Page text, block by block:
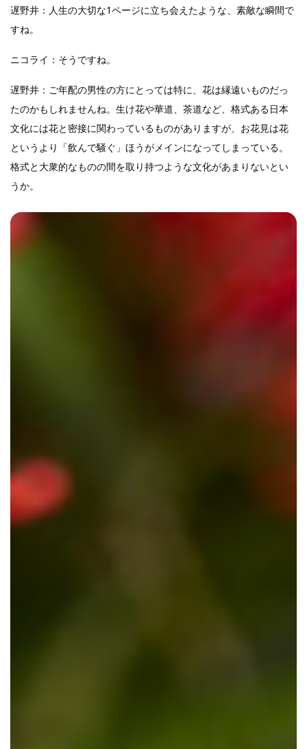
遅野井：人生の大切な1ページに立ち会えたような、素敵な瞬間で
すね。
ニコライ：そうですね。
遅野井：ご年配の男性の方にとっては特に、花は縁遠いものだっ
たのかもしれませんね。生け花や華道、茶道など、格式ある日本
文化には花と密接に関わっているものがありますが、お花見は花
というより「飲んで騒ぐ」ほうがメインになってしまっている。
格式と大衆的なものの間を取り持つような文化があまりないとい
うか。